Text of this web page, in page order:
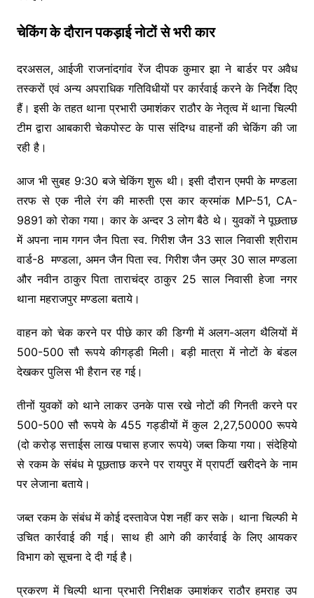
चेकिंग के दौरान पकड़ाई नोटों से भरी कार
दरअसल, आईजी राजनांदगांव रेंज दीपक कुमार झा ने बार्डर पर अवैध
तस्करों एवं अन्य अपराधिक गतिविधीयों पर कार्रवाई करने के निर्देश दिए
हैं। इसी के तहत थाना प्रभारी उमाशंकर राठौर के नेतृत्व में थाना चिल्पी
टीम द्वारा आबकारी चेकपोस्ट के पास संदिग्ध वाहनों की चेकिंग की जा
रही है।
आज भी सुबह 9:30 बजे चेकिंग शुरू थी। इसी दौरान एमपी के मण्डला
तरफ से एक नीले रंग की मारुती एस कार क्रमांक MP-51, CA-
9891 को रोका गया। कार के अन्दर 3 लोग बैठे थे। युवकों ने पूछताछ
में अपना नाम गगन जैन पिता स्व. गिरीश जैन 33 साल निवासी श्रीराम
वार्ड-8 मण्डला, अमन जैन पिता स्व. गिरीश जैन उम्र 30 साल मण्डला
और नवीन ठाकुर पिता ताराचंद्र ठाकुर 25 साल निवासी हेजा नगर
थाना महराजपुर मण्डला बताये।
वाहन को चेक करने पर पीछे कार की डिग्गी में अलग-अलग थैलियों में
500-500 सौ रूपये कीगड्डी मिली। बड़ी मात्रा में नोटों के बंडल
देखकर पुलिस भी हैरान रह गई।
तीनों युवकों को थाने लाकर उनके पास रखे नोटों की गिनती करने पर
500-500 सौ रूपये के 455 गड्डीयों में कुल 2,27,50000 रूपये
(दो करोड़ सत्ताईस लाख पचास हजार रूपये) जब्त किया गया। संदेहियो
से रकम के संबंध मे पूछताछ करने पर रायपुर में प्रापर्टी खरीदने के नाम
पर लेजाना बताये।
जब्त रकम के संबंध में कोई दस्तावेज पेश नहीं कर सके। थाना चिल्फी मे
उचित कार्रवाई की गई। साथ ही आगे की कार्रवाई के लिए आयकर
विभाग को सूचना दे दी गई है।
प्रकरण में चिल्पी थाना प्रभारी निरीक्षक उमाशंकर राठौर हमराह उप